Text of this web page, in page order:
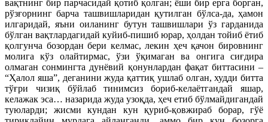
вақтнинг бир парчасидай қотиб қолган; ёши бир ерга борган,
рўзғорнинг барча ташвишларидан қутилган бўлса-да, ҳамон
илгаридай, яъни оиланинг бутун ташвишлари ўз гарданида
бўлган вақтлардагидай куйиб-пишиб юрар, ҳолдан тойиб ётиб
қолгунча бозордан бери келмас, лекин ҳеч қачон бировнинг
молига кўз олайтирмас, ўзи ўқимаган ва онгига сиғдира
олмаган сонмингта дунёвий қонунлардан фақат биттасини –
“Ҳалол яша”, деганини жуда қаттиқ ушлаб олган, худди битта
тўғри чизиқ бўйлаб тинимсиз бориб-келаётгандай яшар,
келажак эса… назарида жуда узоқда, ҳеч етиб бўлмайдигандай
туюларди; жисми кундан кун қуриб-қовжираб борар, гўё